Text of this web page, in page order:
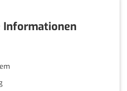
Informationen